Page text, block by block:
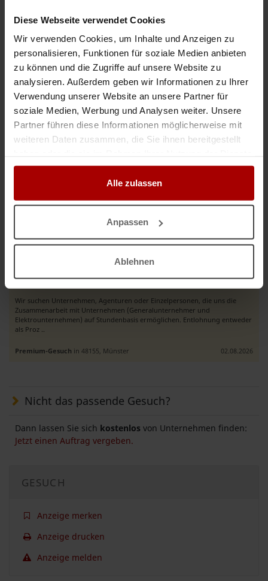
Diese Webseite verwendet Cookies
Wir verwenden Cookies, um Inhalte und Anzeigen zu
personalisieren, Funktionen für soziale Medien anbieten
zu können und die Zugriffe auf unsere Website zu
analysieren. Außerdem geben wir Informationen zu Ihrer
Verwendung unserer Website an unsere Partner für
soziale Medien, Werbung und Analysen weiter. Unsere
Partner führen diese Informationen möglicherweise mit
weiteren Daten zusammen, die Sie ihnen bereitgestellt
gesammelt haben.
Alle zulassen
Anpassen
Ablehnen
Weitere Premium-Gesuche
Elektrotechnik | Umspannwerke | Freileitungen | Gebäudeautomation |
Erneuerbare Energien Als deutscher Ansprechpartner vertreten wir ein
international tätiges Elektrotechnikunternehmen mit Erfahrun ..
Sehr geehrte Damen und Herren, wir sind ein erfahrenes Montageteam aus
Plan oder LV spezialisiert. Aktuell haben wir freie Kapazi ..
Premium-Gesuchin 72072, Tübingen 29.06.2026
Wir suchen einen Vertriebsmitarbeiter für die Elektro-Untervergabe“
Wir suchen Unternehmen, Agenturen oder Einzelpersonen, die uns die
Zusammenarbeit mit Unternehmen (Generalunternehmer und
Elektrounternehmen) auf Stundenbasis ermöglichen. Entlohnung entweder
als Proz ..
Premium-Gesuch in 48155, Münster 02.08.2026
Nicht das passende Gesuch?
Dann lassen Sie sich kostenlos von Unternehmen finden:
Jetzt einen Auftrag vergeben.
GESUCH
Anzeige merken
Anzeige drucken
Anzeige melden